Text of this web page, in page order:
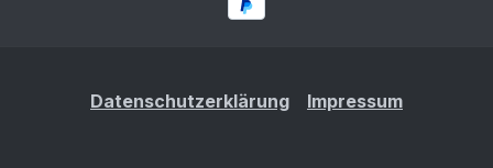
Datenschutzerklärung Impressum